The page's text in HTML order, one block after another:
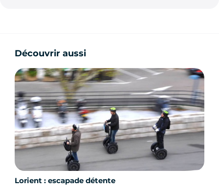
Découvrir aussi
Lorient : escapade détente